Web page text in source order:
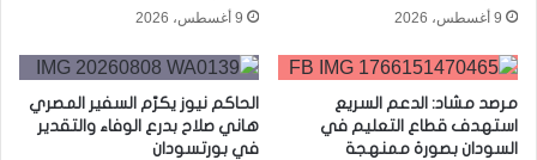
9 أغسطس، 2026 9 أغسطس، 2026
مرصد مشاد: الدعم السريع
استهدف قطاع التعليم في
السودان بصورة ممنهجة
الحاكم نيوز يكرّم السفير المصري
هاني صلاح بدرع الوفاء والتقدير
في بورتسودان